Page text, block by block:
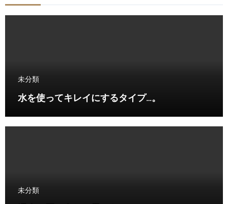
未分類
水を使ってキレイにするタイプ…。
未分類